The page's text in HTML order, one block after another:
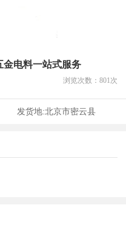
金电料一站式服务
浏览次数： 801 次
发货地:北京市密云县